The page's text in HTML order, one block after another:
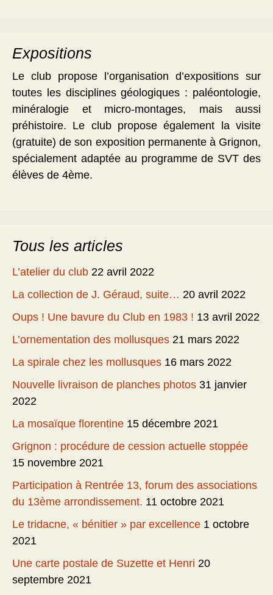
Expositions
Le club propose l’organisation d’expositions sur
toutes les disciplines géologiques : paléontologie,
minéralogie et micro-montages, mais aussi
préhistoire. Le club propose également la visite
(gratuite) de son exposition permanente à Grignon,
spécialement adaptée au programme de SVT des
élèves de 4ème.
Tous les articles
L’atelier du club 22 avril 2022
La collection de J. Géraud, suite… 20 avril 2022
Oups ! Une bavure du Club en 1983 ! 13 avril 2022
L’ornementation des mollusques 21 mars 2022
La spirale chez les mollusques 16 mars 2022
Nouvelle livraison de planches photos 31 janvier
2022
La mosaïque florentine 15 décembre 2021
Grignon : procédure de cession actuelle stoppée
15 novembre 2021
Participation à Rentrée 13, forum des associations
du 13ème arrondissement. 11 octobre 2021
Le tridacne, « bénitier » par excellence 1 octobre
2021
Une carte postale de Suzette et Henri 20
septembre 2021